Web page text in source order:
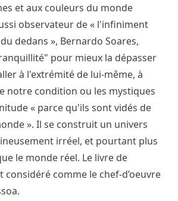
et aux couleurs du monde
observateur de « l'infiniment
dedans », Bernardo Soares,
pour mieux la dépasser
à l'extrémité de lui-même, à
notre condition ou les mystiques
« parce qu'ils sont vidés de
». Il se construit un univers
irréel, et pourtant plus
le monde réel. Le livre de
considéré comme le chef-d’oeuvre